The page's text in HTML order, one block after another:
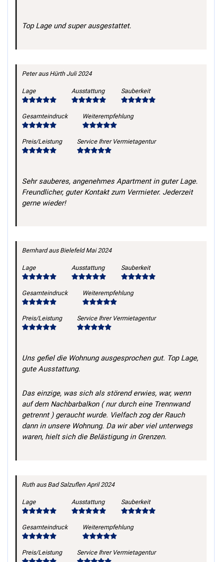
Top Lage und super ausgestattet.
Peteraus Hürth Juli 2024
Lage Ausstattung Sauberkeit
Gesamteindruck Weiterempfehlung
Preis/Leistung Service Ihrer Vermietagentur
Sehr sauberes, angenehmes Apartment in guter Lage.
Freundlicher, guter Kontakt zum Vermieter. Jederzeit
gerne wieder!
Bernhardaus Bielefeld Mai 2024
Lage Ausstattung Sauberkeit
Gesamteindruck Weiterempfehlung
Preis/Leistung Service Ihrer Vermietagentur
Uns gefiel die Wohnung ausgesprochen gut. Top Lage,
gute Ausstattung.
Das einzige, was sich als störend erwies, war, wenn
auf dem Nachbarbalkon ( nur durch eine Trennwand
getrennt ) geraucht wurde. Vielfach zog der Rauch
dann in unsere Wohnung. Da wir aber viel unterwegs
waren, hielt sich die Belästigung in Grenzen.
Ruthaus Bad Salzuflen April 2024
Lage Ausstattung Sauberkeit
Gesamteindruck Weiterempfehlung
Preis/Leistung Service Ihrer Vermietagentur